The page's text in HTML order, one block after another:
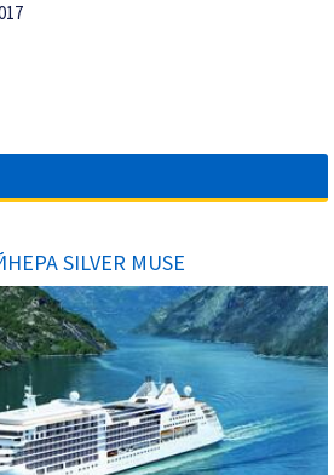
SILVER MUSE